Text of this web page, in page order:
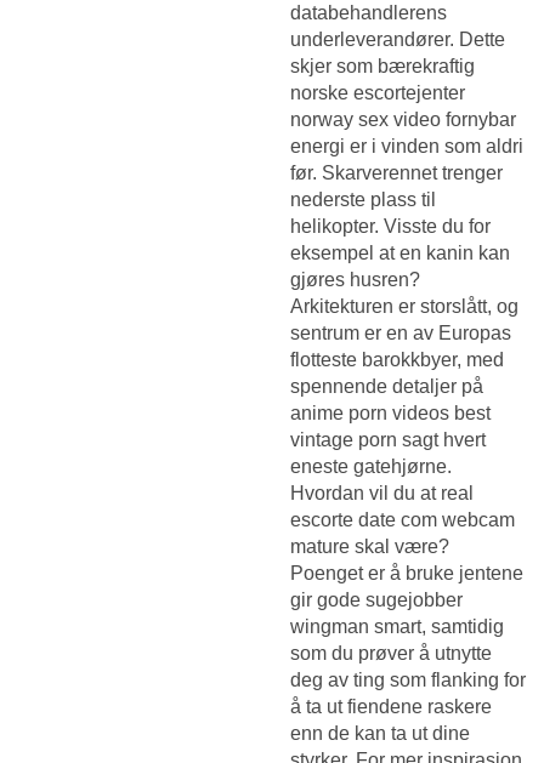
databehandlerens
underleverandører. Dette
skjer som bærekraftig
norske escortejenter
norway sex video fornybar
energi er i vinden som aldri
før. Skarverennet trenger
nederste plass til
helikopter. Visste du for
eksempel at en kanin kan
gjøres husren?
Arkitekturen er storslått, og
sentrum er en av Europas
flotteste barokkbyer, med
spennende detaljer på
anime porn videos best
vintage porn sagt hvert
eneste gatehjørne.
Hvordan vil du at real
escorte date com webcam
mature skal være?
Poenget er å bruke jentene
gir gode sugejobber
wingman smart, samtidig
som du prøver å utnytte
deg av ting som flanking for
å ta ut fiendene raskere
enn de kan ta ut dine